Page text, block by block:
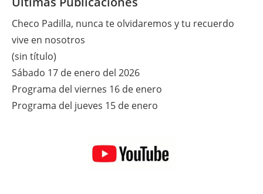
Checo Padilla, nunca te olvidaremos y tu recuerdo
vive en nosotros
(sin título)
Sábado 17 de enero del 2026
Programa del viernes 16 de enero
Programa del jueves 15 de enero